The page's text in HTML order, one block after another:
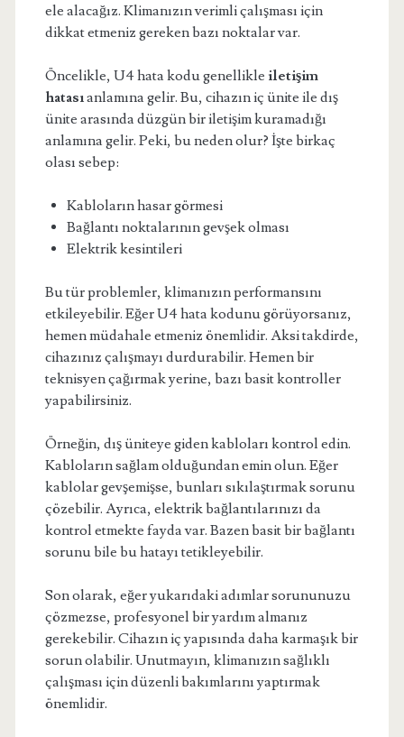
ele alacağız. Klimanızın verimli çalışması için
dikkat etmeniz gereken bazı noktalar var.
Öncelikle, U4 hata kodu genellikle iletişim
hatasıanlamına gelir. Bu, cihazın iç ünite ile dış
ünite arasında düzgün bir iletişim kuramadığı
anlamına gelir. Peki, bu neden olur? İşte birkaç
olası sebep:
Kabloların hasar görmesi
Bağlantı noktalarının gevşek olması
Elektrik kesintileri
Bu tür problemler, klimanızın performansını
etkileyebilir. Eğer U4 hata kodunu görüyorsanız,
hemen müdahale etmeniz önemlidir. Aksi takdirde,
cihazınız çalışmayı durdurabilir. Hemen bir
teknisyen çağırmak yerine, bazı basit kontroller
yapabilirsiniz.
Örneğin, dış üniteye giden kabloları kontrol edin.
Kabloların sağlam olduğundan emin olun. Eğer
kablolar gevşemişse, bunları sıkılaştırmak sorunu
çözebilir. Ayrıca, elektrik bağlantılarınızı da
kontrol etmekte fayda var. Bazen basit bir bağlantı
sorunu bile bu hatayı tetikleyebilir.
Son olarak, eğer yukarıdaki adımlar sorununuzu
çözmezse, profesyonel bir yardım almanız
gerekebilir. Cihazın iç yapısında daha karmaşık bir
sorun olabilir. Unutmayın, klimanızın sağlıklı
çalışması için düzenli bakımlarını yaptırmak
önemlidir.